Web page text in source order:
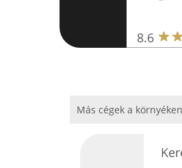
8.6
Más cégek a környéken